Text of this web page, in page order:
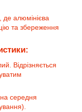
, де алюмінієва
та збереження
Відрізняється
середня